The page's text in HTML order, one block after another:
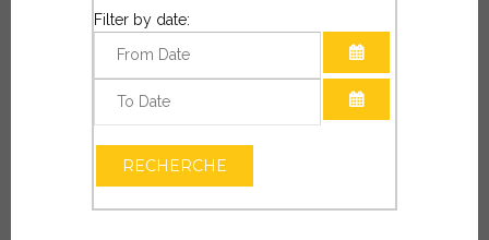
Filter by date:
OUVRIR LE
RECHERCHE